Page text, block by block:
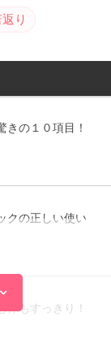
り
きの１０項目！
クの正しい使い
体もすっきり！